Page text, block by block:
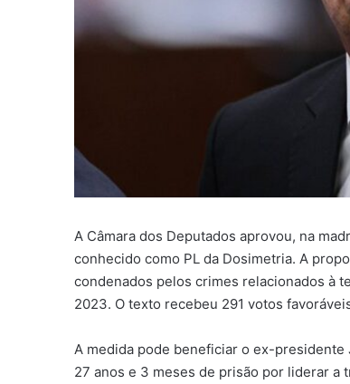
A Câmara dos Deputados aprovou, na
conhecido como PL da Dosimetria. A
condenados pelos crimes relacionados à
2023. O texto recebeu 291 votos
A medida pode beneficiar o ex-
27 anos e 3 meses de prisão por liderar a